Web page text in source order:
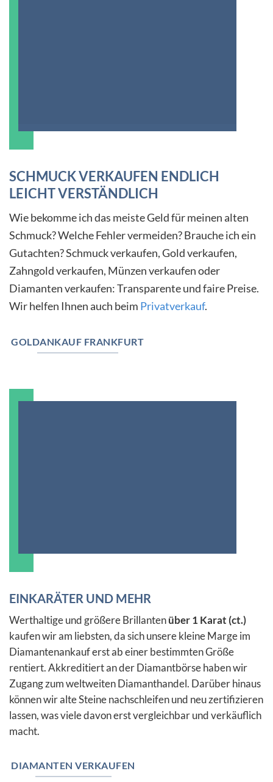
SCHMUCK VERKAUFEN ENDLICH
LEICHT VERSTÄNDLICH
Wie bekomme ich das meiste Geld für meinen alten
Schmuck? Welche Fehler vermeiden? Brauche ich ein
Gutachten? Schmuck verkaufen, Gold verkaufen,
Zahngold verkaufen, Münzen verkaufen oder
Diamanten verkaufen: Transparente und faire Preise.
Wir helfen Ihnen auch beim Privatverkauf.
GOLDANKAUF FRANKFURT
EINKARÄTER UND MEHR
Werthaltige und größere Brillantenüber 1 Karat (ct.)
kaufen wir am liebsten, da sich unsere kleine Marge im
Diamantenankauf erst ab einer bestimmten Größe
rentiert. Akkreditiert an der Diamantbörse haben wir
Zugang zum weltweiten Diamanthandel. Darüber hinaus
können wir alte Steine nachschleifen und neu zertifizieren
lassen, was viele davon erst vergleichbar und verkäuflich
macht.
DIAMANTEN VERKAUFEN